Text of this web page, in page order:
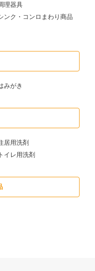
理器具
ンク・コンロまわり商品
みがき
居用洗剤
トイレ用洗剤